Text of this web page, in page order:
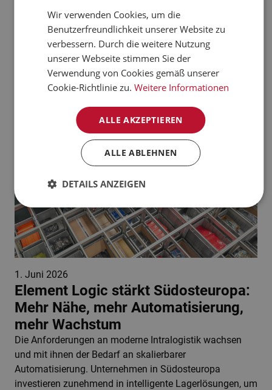
verarbeiten kann.
Jetzt mehr erfahren
Aktuelle News:
1. Juni 2026
Element Logic stärkt Südosteuropa:
Mehr Nähe, mehr Automatisierung,
mehr Wachstum
Die Anforderungen an moderne Intralogistik wachsen
und mit ihnen der Bedarf an skalierbarer
Automatisierung. Unternehmen in Südosteuropa
investieren zunehmend in intelligente Lagerlösungen, um
FRENCH
DANISH
POLISH
ITALIAN
ENGLISH
Wir verwenden Cookies, um die
Benutzerfreundlichkeit unserer Website zu
verbessern. Durch die weitere Nutzung
unserer Webseite stimmen Sie der
Verwendung von Cookies gemäß unserer
Cookie-Richtlinie zu. Weitere Informationen
ALLE AKZEPTIEREN
ALLE ABLEHNEN
DETAILS ANZEIGEN